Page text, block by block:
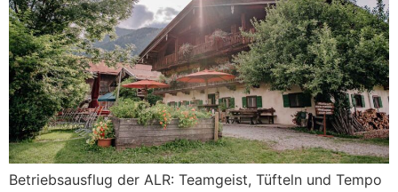
Betriebsausflug der ALR: Teamgeist, Tüfteln und Tempo